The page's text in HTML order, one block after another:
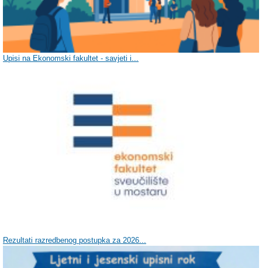
Upisi na Ekonomski fakultet - savjeti i...
Rezultati razredbenog postupka za 2026...